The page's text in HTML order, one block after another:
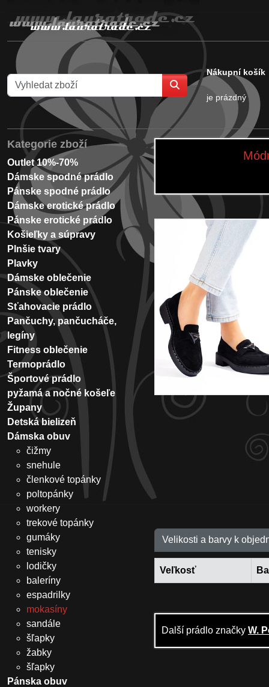
Nákupní košík
je prázdný
Velikosti a barvy k
Veľkosť
Další prádlo značky W.
Kategorie zboží
Outlet 10%-70%
Dámske spodné prádlo
Pánske spodné prádlo
Dámske erotické prádlo
Pánske erotické prádlo
Košieľky a súpravy
Plnšie tvary
Plavky
Dámske oblečenie
Pánske oblečenie
Sťahovacie prádlo
Pančuchy, pančucháče,
legíny
Fitness oblečenie
Termoprádlo
Športové prádlo
pyžamá a nočné košeľe
Župany
Detská bielizeň
Dámska obuv
čižmy
snehule
členkové topánky
poltopánky
workery
trekové topánky
gumáky
tenisky
lodičky
baleríny
espadrilky
mokasíny
sandále
šľapky
žabky
šľapky
Pánska obuv